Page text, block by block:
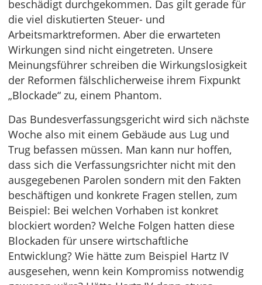
beschädigt durchgekommen. Das gilt gerade für
die viel diskutierten Steuer- und
Arbeitsmarktreformen. Aber die erwarteten
Wirkungen sind nicht eingetreten. Unsere
Meinungsführer schreiben die Wirkungslosigkeit
der Reformen fälschlicherweise ihrem Fixpunkt
„Blockade“ zu, einem Phantom.
Das Bundesverfassungsgericht wird sich nächste
Woche also mit einem Gebäude aus Lug und
Trug befassen müssen. Man kann nur hoffen,
dass sich die Verfassungsrichter nicht mit den
ausgegebenen Parolen sondern mit den Fakten
beschäftigen und konkrete Fragen stellen, zum
Beispiel: Bei welchen Vorhaben ist konkret
blockiert worden? Welche Folgen hatten diese
Blockaden für unsere wirtschaftliche
Entwicklung? Wie hätte zum Beispiel Hartz IV
ausgesehen, wenn kein Kompromiss notwendig